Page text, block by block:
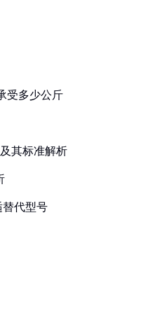
受多少公斤
其标准解析
替代型号